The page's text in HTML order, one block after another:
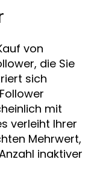
von
die Sie
sich
mit
verleiht Ihrer
Mehrwert,
inaktiver